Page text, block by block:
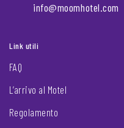
info@moomhotel.com
Link utili
FAQ
L’arrivo al Motel
Regolamento